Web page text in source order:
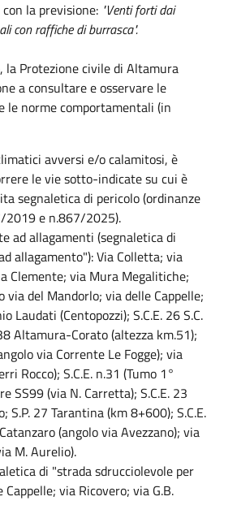
con la previsione: "Venti forti dai
con raffiche di burrasca".
la Protezione civile di Altamura
a consultare e osservare le
le norme comportamentali (in
avversi e/o calamitosi, è
le vie sotto-indicate su cui è
segnaletica di pericolo (ordinanze
2019 e n.867/2025).
ad allagamenti (segnaletica di
allagamento"): Via Colletta; via
Clemente; via Mura Megalitiche;
via del Mandorlo; via delle Cappelle;
Laudati (Centopozzi); S.C.E. 26 S.C.
Altamura-Corato (altezza km.51);
via Corrente Le Fogge); via
Rocco); S.C.E. n.31 (Tumo 1°
SS99 (via N. Carretta); S.C.E. 23
S.P. 27 Tarantina (km 8+600); S.C.E.
(angolo via Avezzano); via
M. Aurelio).
di "strada sdrucciolevole per
via Ricovero; via G.B.